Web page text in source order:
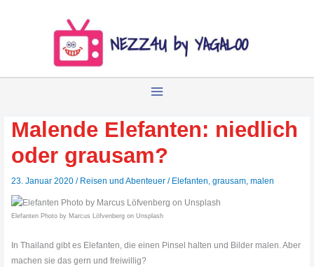
Malende Elefanten: niedlich
oder grausam?
23. Januar 2020/ Reisen und Abenteuer / Elefanten,grausam,malen
Elefanten Photo by Marcus Löfvenberg on Unsplash
In Thailand gibt es Elefanten, die einen Pinsel halten und Bilder malen. Aber
machen sie das gern und freiwillig?